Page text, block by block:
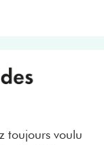
toujours voulu